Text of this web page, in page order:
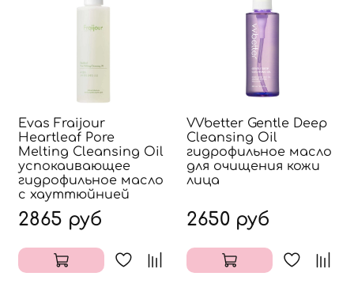
Evas Fraijour
Heartleaf Pore
Melting Cleansing Oil
успокаивающее
гидрофильное масло
с хауттюйнией
2865 руб
VVbetter Gentle Deep
Cleansing Oil
гидрофильное масло
для очищения кожи
лица
2650 руб